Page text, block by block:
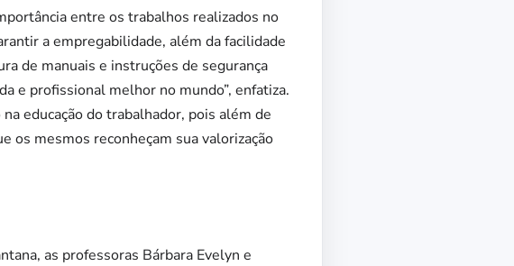
entre os trabalhos realizados no
a empregabilidade, além da facilidade
de manuais e instruções de segurança
e profissional melhor no mundo”, enfatiza.
educação do trabalhador, pois além de
os mesmos reconheçam sua valorização
as professoras Bárbara Evelyn e